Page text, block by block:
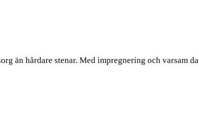
än hårdare stenar. Med impregnering och varsam